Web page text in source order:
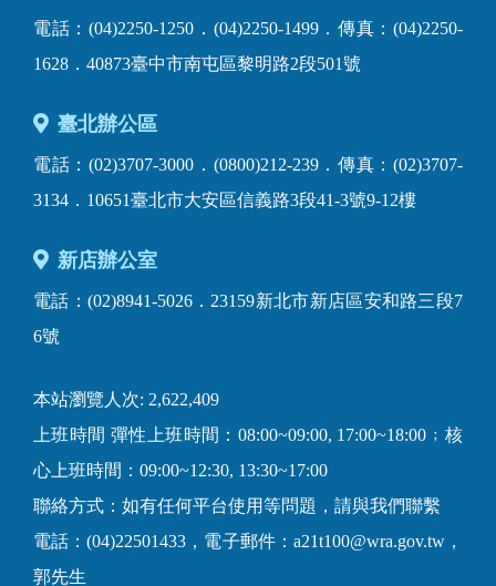
電話：(04)2250-1250．(04)2250-1499．傳真：(04)2250-
1628．40873臺中市南屯區黎明路2段501號
臺北辦公區
電話：(02)3707-3000．(0800)212-239．傳真：(02)3707-
3134．10651臺北市大安區信義路3段41-3號9-12樓
新店辦公室
電話：(02)8941-5026．23159新北市新店區安和路三段7
6號
本站瀏覽人次: 2,622,409
上班時間 彈性上班時間：08:00~09:00, 17:00~18:00﹔核
心上班時間：09:00~12:30, 13:30~17:00
聯絡方式：如有任何平台使用等問題，請與我們聯繫
電話：(04)22501433，電子郵件：a21t100@wra.gov.tw，
郭先生